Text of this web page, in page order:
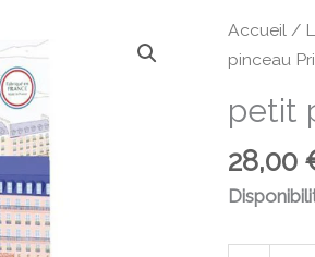
Accueil/
pinceau
petit
28,00
quantité
de
pinceau
Printemps
à
Paris